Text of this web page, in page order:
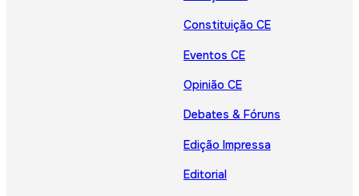
Constituição CE
Eventos CE
Opinião CE
Debates & Fóruns
Edição Impressa
Editorial